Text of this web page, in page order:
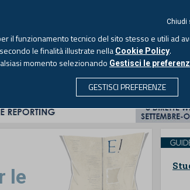
2026 -Aggiornato alle 6.00
ECONOMIA & SOCIETÀ
le
Chiudi
il funzionamento tecnico del sito stesso e utili ad
le finalità illustrate nella Cookie Policy.
momento selezionando Gestisci le
GESTISCI PREFERENZE